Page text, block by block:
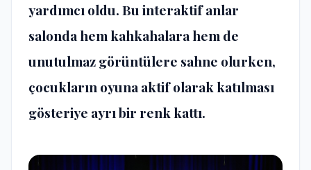
yardımcı oldu. Bu interaktif anlar
salonda hem kahkahalara hem de
unutulmaz görüntülere sahne olurken,
çocukların oyuna aktif olarak katılması
gösteriye ayrı bir renk kattı.